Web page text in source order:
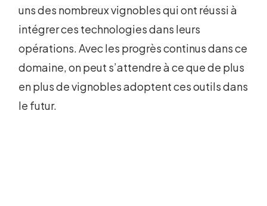
uns des nombreux vignobles qui ont réussi à
intégrer ces technologies dans leurs
opérations. Avec les progrès continus dans ce
domaine, on peut s’attendre à ce que de plus
en plus de vignobles adoptent ces outils dans
le futur.